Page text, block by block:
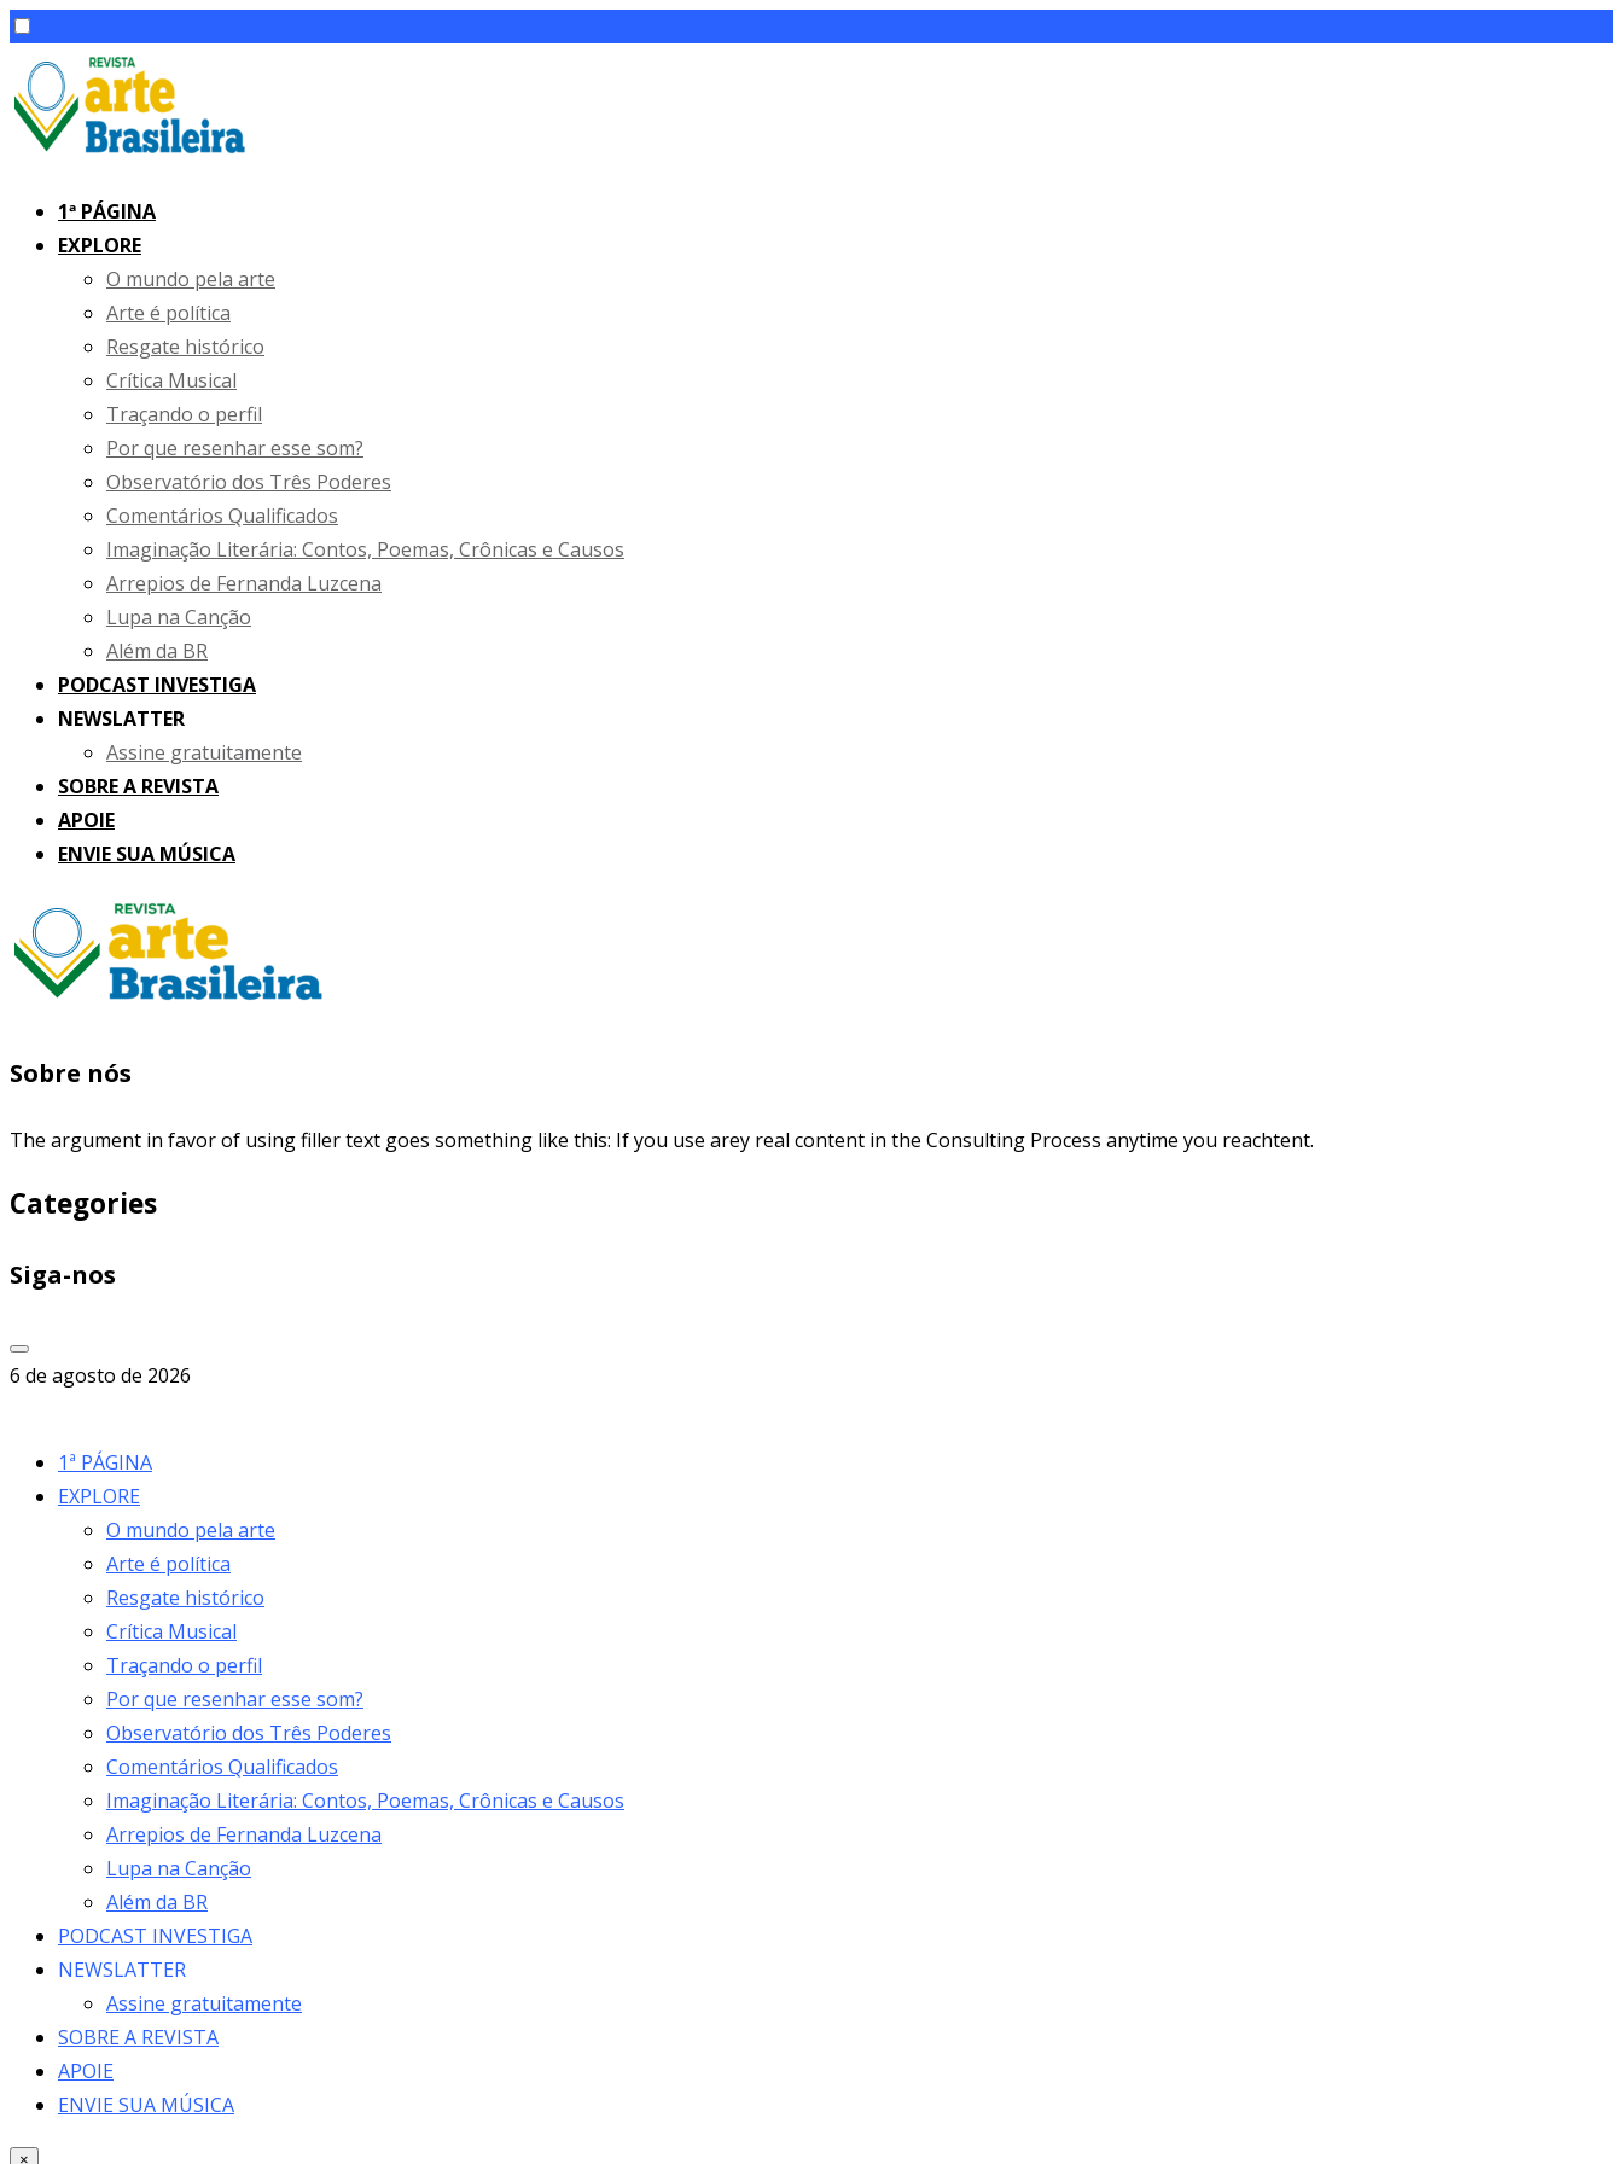
Skip
to
content
1ª PÁGINA
EXPLORE
O mundo pela arte
Arte é política
Resgate histórico
Crítica Musical
Traçando o perfil
Por que resenhar esse som?
Observatório dos Três Poderes
Comentários Qualificados
Imaginação Literária: Contos, Poemas, Crônicas e Causos
Arrepios de Fernanda Luzcena
Lupa na Canção
Além da BR
PODCAST INVESTIGA
NEWSLATTER
Assine gratuitamente
SOBRE A REVISTA
APOIE
ENVIE SUA MÚSICA
Sobre nós
The argument in favor of using filler text goes something like this: If you use arey real content in the Consulting Process anytime you reachtent.
Categories
Siga-nos
6 de agosto de 2026
1ª PÁGINA
EXPLORE
O mundo pela arte
Arte é política
Resgate histórico
Crítica Musical
Traçando o perfil
Por que resenhar esse som?
Observatório dos Três Poderes
Comentários Qualificados
Imaginação Literária: Contos, Poemas, Crônicas e Causos
Arrepios de Fernanda Luzcena
Lupa na Canção
Além da BR
PODCAST INVESTIGA
NEWSLATTER
Assine gratuitamente
SOBRE A REVISTA
APOIE
ENVIE SUA MÚSICA
×